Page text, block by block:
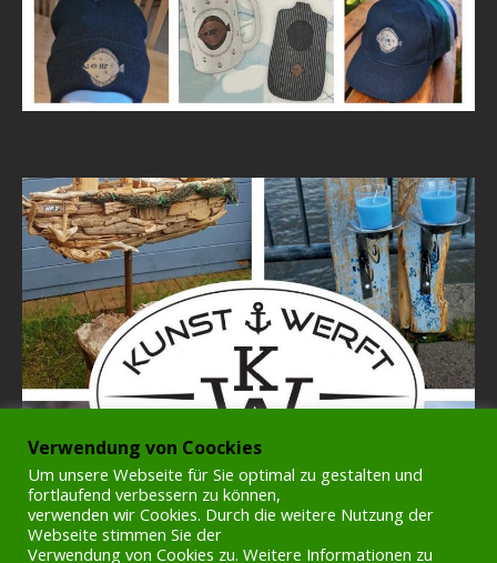
Verwendung von Coockies
Um unsere Webseite für Sie optimal zu gestalten und
fortlaufend verbessern zu können,
verwenden wir Cookies. Durch die weitere Nutzung der
Webseite stimmen Sie der
Verwendung von Cookies zu. Weitere Informationen zu